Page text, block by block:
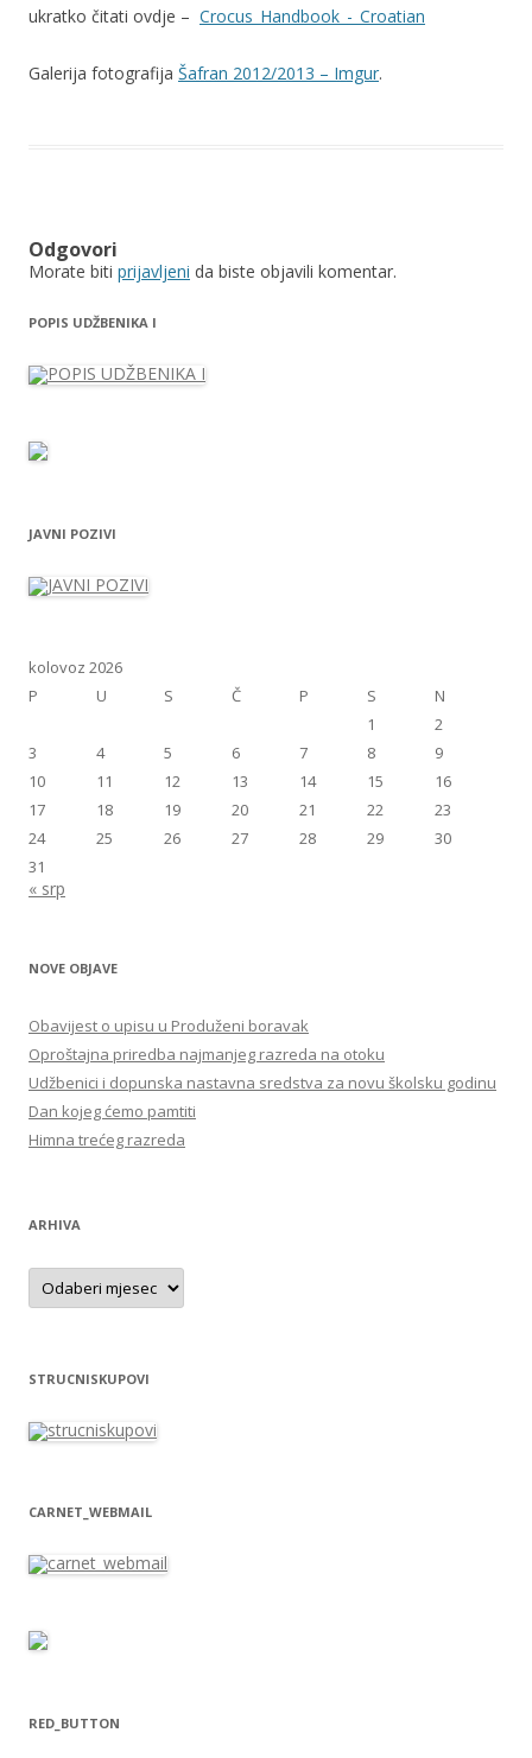
ukratko čitati ovdje – Crocus_Handbook_-_Croatian
Galerija fotografija Šafran 2012/2013 – Imgur.
Odgovori
Morate biti prijavljeni da biste objavili komentar.
POPIS UDŽBENIKA I
JAVNI POZIVI
kolovoz 2026
P
U S Č P S
N
1
2
3
4 5 6 7 8
9
10
11 12 13 14 15
16
17
18 19 20 21 22
23
24
25 26 27 28 29
30
31
« srp
NOVE OBJAVE
Obavijest o upisu u Produženi boravak
Oproštajna priredba najmanjeg razreda na otoku
Udžbenici i dopunska nastavna sredstva za novu školsku godinu
Dan kojeg ćemo pamtiti
Himna trećeg razreda
ARHIVA
Arhiva
STRUCNISKUPOVI
CARNET_WEBMAIL
RED_BUTTON